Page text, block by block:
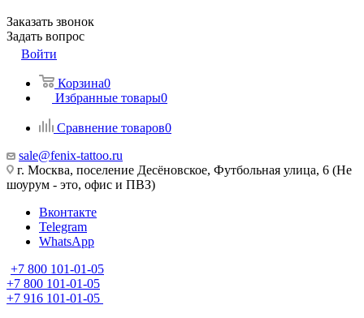
Заказать звонок
Задать вопрос
Войти
Корзина0
Избранные товары0
Сравнение товаров0
sale@fenix-tattoo.ru
г. Москва, поселение Десёновское, Футбольная улица, 6 (Не
шоурум - это, офис и ПВЗ)
Вконтакте
Telegram
WhatsApp
+7 800 101-01-05
+7 800 101-01-05
+7 916 101-01-05